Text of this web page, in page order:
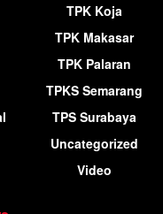
TPK Koja
TPK Makasar
TPK Palaran
TPKS Semarang
TPS Surabaya
Uncategorized
Video